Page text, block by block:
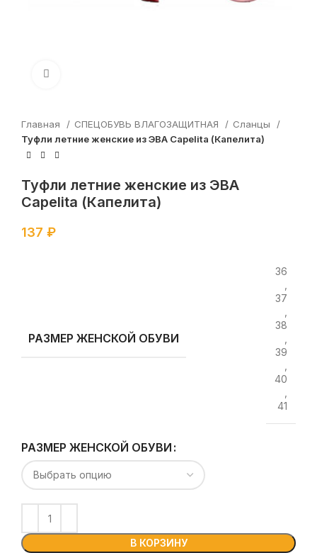
Главная СПЕЦОБУВЬ ВЛАГОЗАЩИТНАЯ
Сланцы
Туфли летние женские из ЭВА Capelita (Капелита)
Туфли летние женские из ЭВА
Capelita (Капелита)
137 ₽
РАЗМЕР ЖЕНСКОЙ ОБУВИ
36
,
37
,
38
,
39
,
40
,
41
РАЗМЕР ЖЕНСКОЙ ОБУВИ
В КОРЗИНУ